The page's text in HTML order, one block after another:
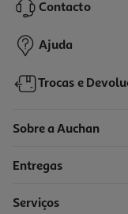
7,99 €
Contacto
Ajuda
Trocas e
Sobre a Auchan
Entregas
Serviços